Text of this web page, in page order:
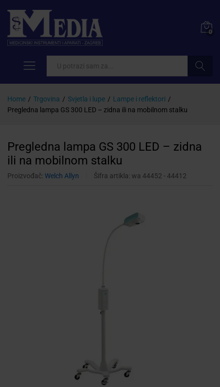
0
Home / Trgovina / Svjetla i lupe / Lampe i reflektori /
Pregledna lampa GS 300 LED – zidna ili na mobilnom stalku
Pregledna lampa GS 300 LED – zidna
ili na mobilnom stalku
Proizvođač: Welch Allyn Šifra artikla: wa 44452 - 44412